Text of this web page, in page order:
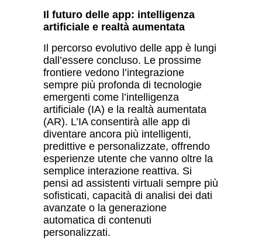
Il futuro delle app: intelligenza
artificiale e realtà aumentata
Il percorso evolutivo delle app è lungi
dall’essere concluso. Le prossime
frontiere vedono l’integrazione
sempre più profonda di tecnologie
emergenti come l’intelligenza
artificiale (IA) e la realtà aumentata
(AR). L’IA consentirà alle app di
diventare ancora più intelligenti,
predittive e personalizzate, offrendo
esperienze utente che vanno oltre la
semplice interazione reattiva. Si
pensi ad assistenti virtuali sempre più
sofisticati, capacità di analisi dei dati
avanzate o la generazione
automatica di contenuti
personalizzati.